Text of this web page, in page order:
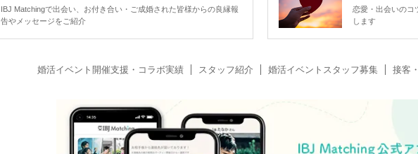
IBJ Matchingで出会い、お付き合い・ご成婚された皆様からの良縁報
告やメッセージをご紹介
恋愛・出会いのコ
します
婚活イベント開催支援・コラボ実績 スタッフ紹介 婚活イベントスタッフ募集 接客